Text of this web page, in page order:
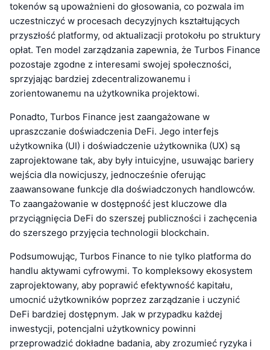
tokenów są upoważnieni do głosowania, co pozwala im
uczestniczyć w procesach decyzyjnych kształtujących
przyszłość platformy, od aktualizacji protokołu po struktury
opłat. Ten model zarządzania zapewnia, że Turbos Finance
pozostaje zgodne z interesami swojej społeczności,
sprzyjając bardziej zdecentralizowanemu i
zorientowanemu na użytkownika projektowi.
Ponadto, Turbos Finance jest zaangażowane w
upraszczanie doświadczenia DeFi. Jego interfejs
użytkownika (UI) i doświadczenie użytkownika (UX) są
zaprojektowane tak, aby były intuicyjne, usuwając bariery
wejścia dla nowicjuszy, jednocześnie oferując
zaawansowane funkcje dla doświadczonych handlowców.
To zaangażowanie w dostępność jest kluczowe dla
przyciągnięcia DeFi do szerszej publiczności i zachęcenia
do szerszego przyjęcia technologii blockchain.
Podsumowując, Turbos Finance to nie tylko platforma do
handlu aktywami cyfrowymi. To kompleksowy ekosystem
zaprojektowany, aby poprawić efektywność kapitału,
umocnić użytkowników poprzez zarządzanie i uczynić
DeFi bardziej dostępnym. Jak w przypadku każdej
inwestycji, potencjalni użytkownicy powinni
przeprowadzić dokładne badania, aby zrozumieć ryzyka i